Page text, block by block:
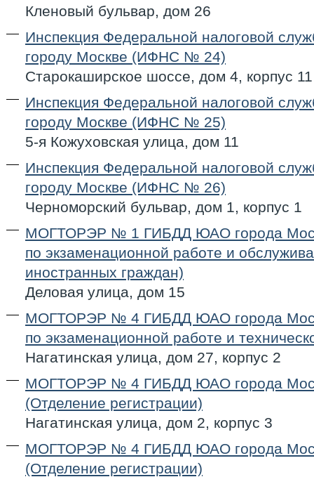
Кленовый бульвар, дом 26
Инспекция Федеральной налоговой
городу Москве (ИФНС № 24)
Старокаширское шоссе, дом 4, корпус 11
Инспекция Федеральной налоговой
городу Москве (ИФНС № 25)
5-я Кожуховская улица, дом 11
Инспекция Федеральной налоговой
городу Москве (ИФНС № 26)
Черноморский бульвар, дом 1, корпус 1
МОГТОРЭР № 1 ГИБДД ЮАО города
по экзаменационной работе и
иностранных граждан)
Деловая улица, дом 15
МОГТОРЭР № 4 ГИБДД ЮАО города
по экзаменационной работе и
Нагатинская улица, дом 27, корпус 2
МОГТОРЭР № 4 ГИБДД ЮАО города
(Отделение регистрации)
Нагатинская улица, дом 2, корпус 3
МОГТОРЭР № 4 ГИБДД ЮАО города
(Отделение регистрации)